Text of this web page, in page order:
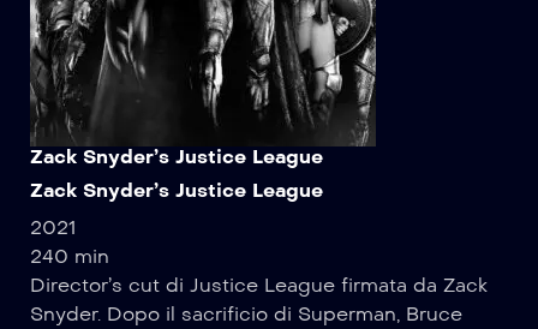
Zack Snyder’s Justice League
Zack Snyder’s Justice League
2021
240 min
Director’s cut di Justice League firmata da Zack
Snyder. Dopo il sacrificio di Superman, Bruce